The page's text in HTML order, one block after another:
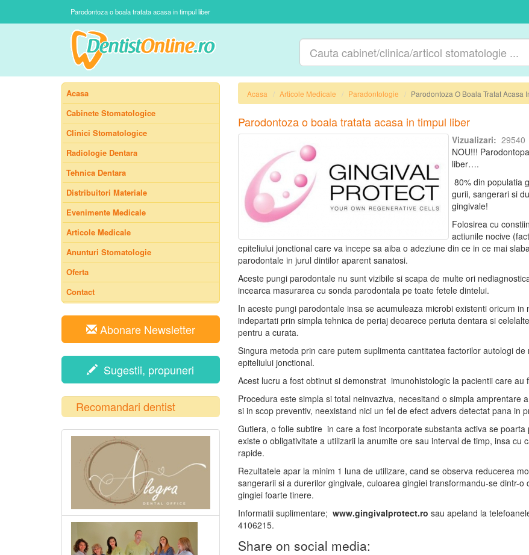
Parodontoza o boala tratata acasa in timpul liber
Acasa
Cabinete Stomatologice
Clinici Stomatologice
Radiologie Dentara
Tehnica Dentara
Distribuitori Materiale
Evenimente Medicale
Articole Medicale
Anunturi Stomatologie
Oferta
Contact
Acasa Articole Medicale Paradontologie Parodontoza O Boala Tratat Acasa
Parodontoza o boala tratata acasa in timpul liber
Vizualizari: 29540
NOU!!!
liber….
80% din populatia
gurii, sangerari si
gingivale!
Folosirea cu
actiunile nocive
epiteliului jonctional care va incepe sa aiba o adeziune din ce in ce mai
parodontale in jurul dintilor aparent sanatosi.
Aceste pungi parodontale nu sunt vizibile si scapa de multe ori
incearca masurarea cu sonda parodontala pe toate fetele dintelui.
In aceste pungi parodontale insa se acumuleaza microbi existenti oricum
indepartati prin simpla tehnica de periaj deoarece periuta dentara si
pentru a curata.
Singura metoda prin care putem suplimenta cantitatea factorilor autologi
epiteliului jonctional.
Acest lucru a fost obtinut si demonstrat imunohistologic la pacientii care au
Procedura este simpla si total neinvaziva, necesitand o simpla
si in scop preventiv, neexistand nici un fel de efect advers detectat pana in
Gutiera, o folie subtire in care a fost incorporate substanta activa se
existe o obligativitate a utilizarii la anumite ore sau interval de timp, insa cu
rapide.
Rezultatele apar la minim 1 luna de utilizare, cand se observa reducerea
sangerarii si a durerilor gingivale, culoarea gingiei transformandu-se dintr-
gingiei foarte tinere.
Informatii suplimentare; www.gingivalprotect.ro sau apeland la
4106215.
Share on social media:
Abonare Newsletter
Sugestii, propuneri
Recomandari dentist